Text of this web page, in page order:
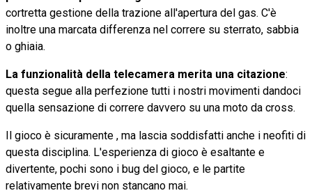
cortretta gestione della trazione all'apertura del gas. C'è
inoltre una marcata differenza nel correre su sterrato, sabbia
o ghiaia.
La funzionalità della telecamera merita una citazione:
questa segue alla perfezione tutti i nostri movimenti dandoci
quella sensazione di correre davvero su una moto da cross.
Il gioco è sicuramente , ma lascia soddisfatti anche i neofiti di
questa disciplina. L'esperienza di gioco è esaltante e
divertente, pochi sono i bug del gioco, e le partite
relativamente brevi non stancano mai.